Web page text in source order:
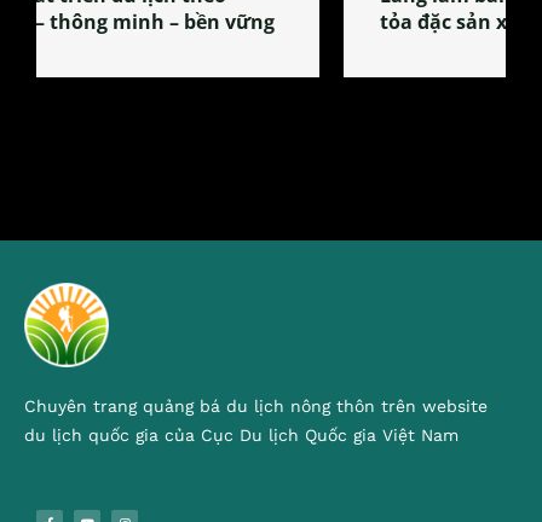
tỏa đặc sản xứ Đoài
Chuyên trang quảng bá du lịch nông thôn trên website
du lịch quốc gia của Cục Du lịch Quốc gia Việt Nam